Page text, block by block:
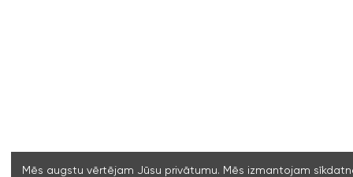
Mēs augstu vērtējam Jūsu privātumu. Mēs izmantojam